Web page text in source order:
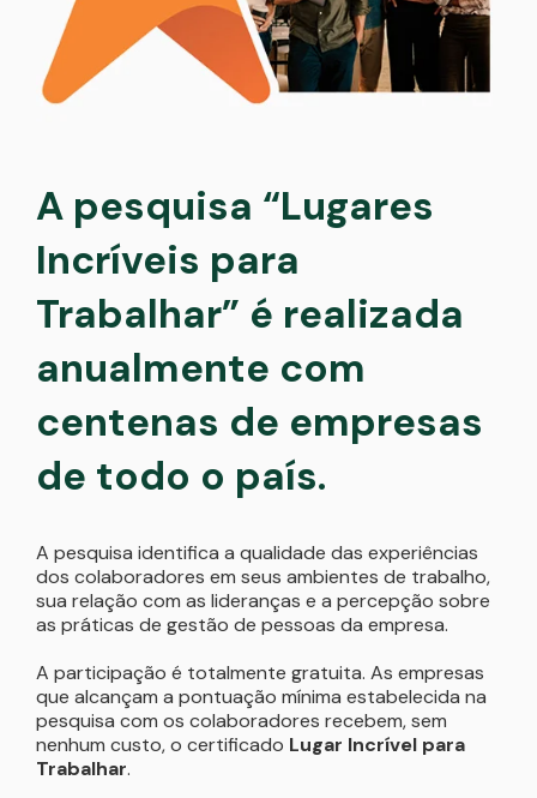
A pesquisa “Lugares
Incríveis para
Trabalhar” é realizada
anualmente com
centenas de empresas
de todo o país.
A pesquisa identifica a qualidade das experiências
dos colaboradores em seus ambientes de trabalho,
sua relação com as lideranças e a percepção sobre
as práticas de gestão de pessoas da empresa.
A participação é totalmente gratuita. As empresas
que alcançam a pontuação mínima estabelecida na
pesquisa com os colaboradores recebem, sem
nenhum custo, o certificado Lugar Incrível para
Trabalhar.